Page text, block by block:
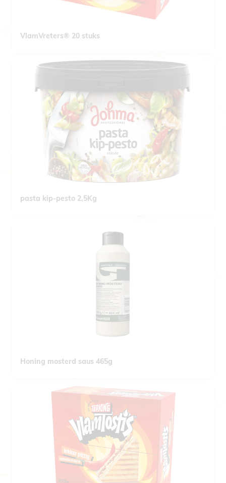
VlamVreters® 20 stuks
pasta kip-pesto 2,5Kg
Honing mosterd saus 465g